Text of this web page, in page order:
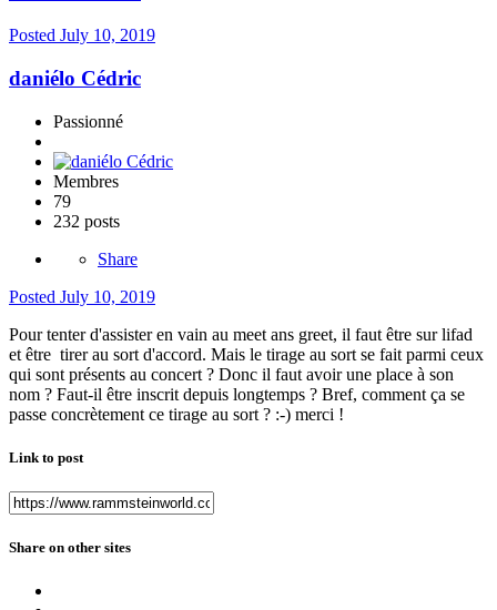
Posted July 10, 2019
daniélo Cédric
Passionné
Membres
79
232 posts
Share
Posted July 10, 2019
Pour tenter d'assister en vain au meet ans greet, il faut être sur lifad
et être tirer au sort d'accord. Mais le tirage au sort se fait parmi ceux
qui sont présents au concert ? Donc il faut avoir une place à son
nom ? Faut-il être inscrit depuis longtemps ? Bref, comment ça se
passe concrètement ce tirage au sort ? :-) merci !
Link to post
Share on other sites